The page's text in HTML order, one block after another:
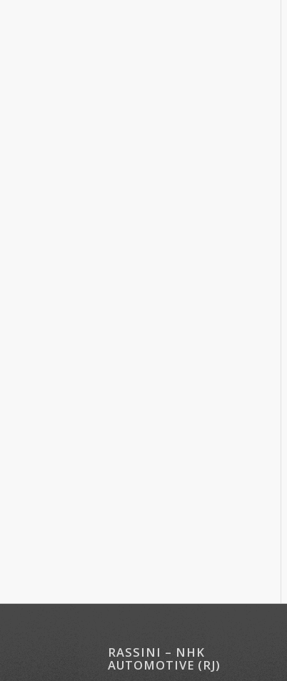
RASSINI – NHK
AUTOMOTIVE (RJ)